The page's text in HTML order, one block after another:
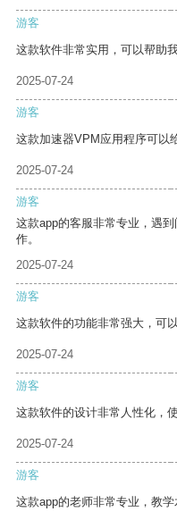
游客
这款软件非常实用，可以帮助
2025-07-24
游客
这款加速器VPM应用程序可以
2025-07-24
游客
这款app的客服非常专业，遇
作。
2025-07-24
游客
这款软件的功能非常强大，可
2025-07-24
游客
这款软件的设计非常人性化，
2025-07-24
游客
这款app的老师非常专业，教